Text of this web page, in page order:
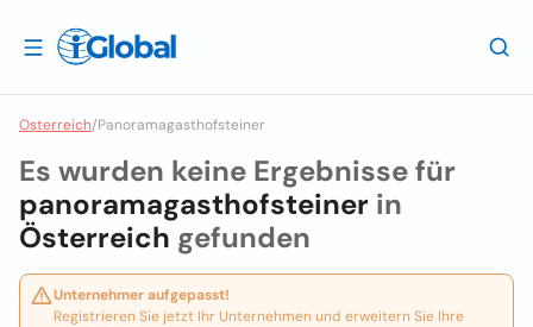
Osterreich/Panoramagasthofsteiner
Es wurden keine Ergebnisse für
panoramagasthofsteiner in
Österreich gefunden
Unternehmer aufgepasst!
Registrieren Sie jetzt Ihr Unternehmen und erweitern Sie Ihre